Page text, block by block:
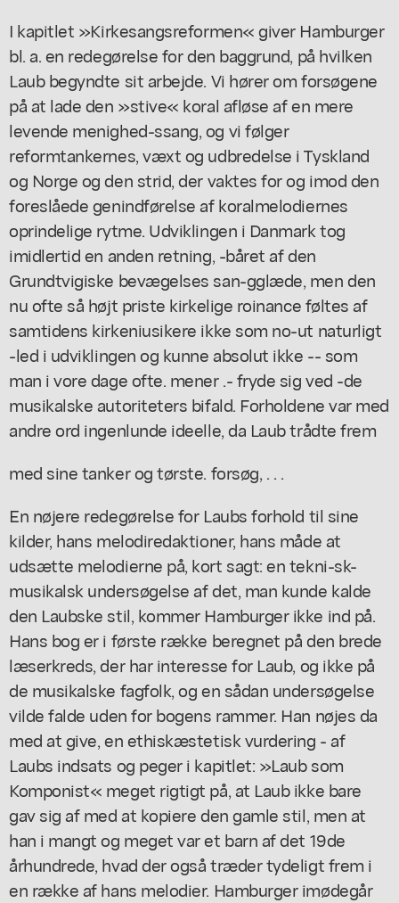
I kapitlet »Kirkesangsreformen« giver Hamburger
bl. a. en redegørelse for den baggrund, på hvilken
Laub begyndte sit arbejde. Vi hører om forsøgene
på at lade den »stive« koral afløse af en mere
levende menighed-ssang, og vi følger
reformtankernes, væxt og udbredelse i Tyskland
og Norge og den strid, der vaktes for og imod den
foreslåede genindførelse af koralmelodiernes
oprindelige rytme. Udviklingen i Danmark tog
imidlertid en anden retning, -båret af den
Grundtvigiske bevægelses san-gglæde, men den
nu ofte så højt priste kirkelige roinance føltes af
samtidens kirkeniusikere ikke som no-ut naturligt
-led i udviklingen og kunne absolut ikke -- som
man i vore dage ofte. mener .- fryde sig ved -de
musikalske autoriteters bifald. Forholdene var med
andre ord ingenlunde ideelle, da Laub trådte frem
med sine tanker og tørste. forsøg, . . .
En nøjere redegørelse for Laubs forhold til sine
kilder, hans melodiredaktioner, hans måde at
udsætte melodierne på, kort sagt: en tekni-sk-
musikalsk undersøgelse af det, man kunde kalde
den Laubske stil, kommer Hamburger ikke ind på.
Hans bog er i første række beregnet på den brede
læserkreds, der har interesse for Laub, og ikke på
de musikalske fagfolk, og en sådan undersøgelse
vilde falde uden for bogens rammer. Han nøjes da
med at give, en ethiskæstetisk vurdering - af
Laubs indsats og peger i kapitlet: »Laub som
Komponist« meget rigtigt på, at Laub ikke bare
gav sig af med at kopiere den gamle stil, men at
han i mangt og meget var et barn af det 19de
århundrede, hvad der også træder tydeligt frem i
en række af hans melodier. Hamburger imødegår